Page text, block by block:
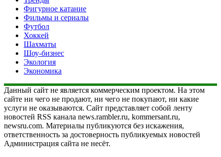
Фигурное катание
Фильмы и сериалы
Футбол
Хоккей
Шахматы
Шоу-бизнес
Экология
Экономика
Данный сайт не является коммерческим проектом. На этом
сайте ни чего не продают, ни чего не покупают, ни какие
услуги не оказываются. Сайт представляет собой ленту
новостей RSS канала news.rambler.ru, kommersant.ru,
newsru.com. Материалы публикуются без искажения,
ответственность за достоверность публикуемых новостей
Администрация сайта не несёт.